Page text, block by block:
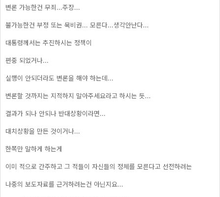
변론 가능한건 무죄...주장...
불가능한건 부정 또는 묵비권... 모른다...생각안난다...
대통령께서는 추진하시는 정책이
편중 되었거나...
실행이 안되더라도 변론을 해야 하는데...
변론할 것까지는 지적하지 말아주세요라고 하시는 듯...
결과가 되나 안되나 반대상황이라면...
대치상황을 만든 것이거나...
한쪽만 말하게 하는게
이미 적으로 간주하고 그 적들이 자신들의 정체를 모른다고 선전하려는
나중의 보도자료를 근거하려는건 아닌지요...